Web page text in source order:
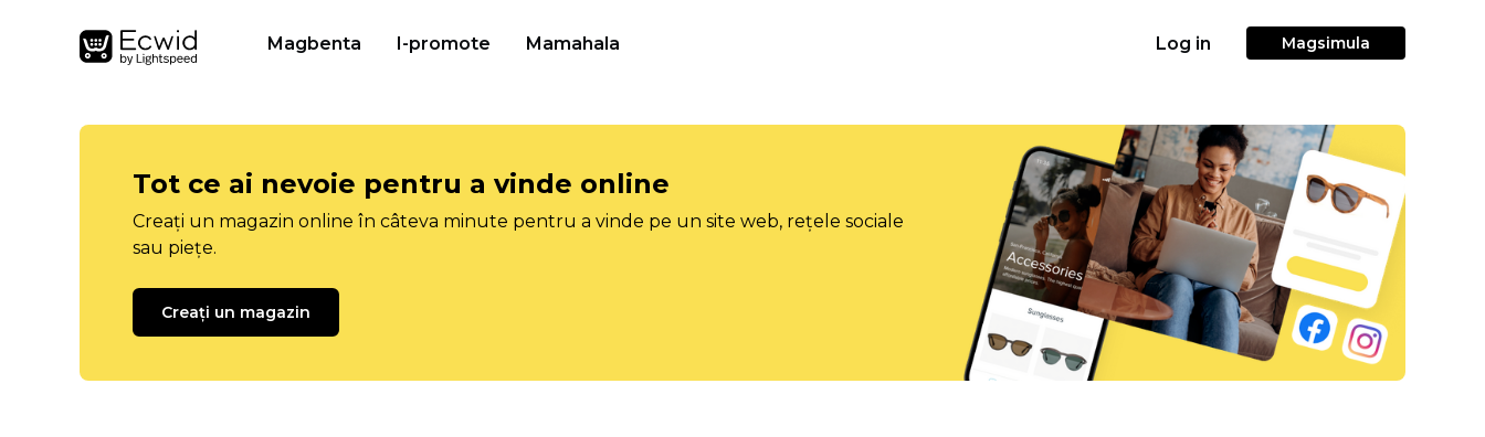
Magbenta I-promote Mamahala Log in Magsimula
Tot ce ai nevoie pentru a vinde online
Creați un magazin online în câteva minute pentru a vinde pe un site web, rețele sociale
sau piețe.
Creați un magazin